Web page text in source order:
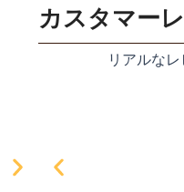
カスタマー
リアルな